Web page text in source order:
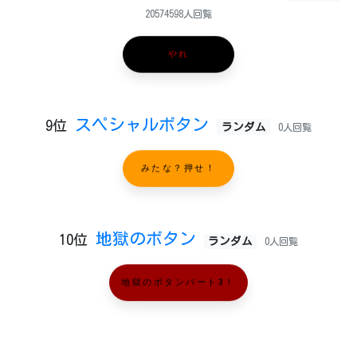
20574598人回覧
やれ
9位 スペシャルボタン ランダム 0人回覧
みたな？押せ！
10位 地獄のボタン ランダム 0人回覧
地獄のボタンパート3！